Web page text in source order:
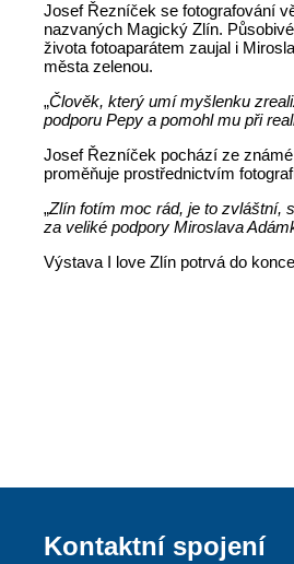
Josef Řezníček se fotografování
nazvaných Magický Zlín.
života fotoaparátem zaujal i
města zelenou.
„Člověk, který umí myšlenku
podporu Pepy a pomohl mu při
Josef Řezníček pochází ze
proměňuje prostřednictvím
„Zlín fotím moc rád, je to zvláštní,
za veliké podpory Miroslava
Výstava I love Zlín potrvá do
Kontaktní spojení